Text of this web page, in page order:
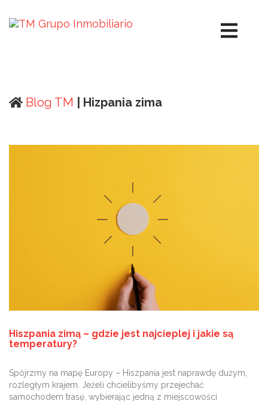
Blog TM | Hizpania zima
Hiszpania zimą – gdzie jest najcieplej i jakie są
temperatury?
Spójrzmy na mapę Europy – Hiszpania jest naprawdę dużym,
rozległym krajem. Jeżeli chcielibyśmy przejechać
samochodem trasę, wybierając jedną z miejscowości